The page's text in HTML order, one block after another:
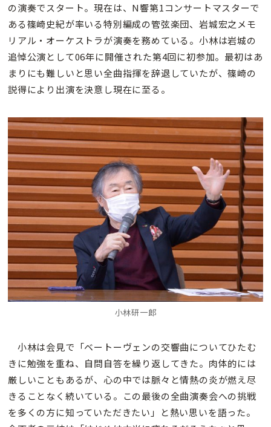
の演奏でスタート。現在は、N響第1コンサートマスターで
ある篠崎史紀が率いる特別編成の管弦楽団、岩城宏之メモ
リアル・オーケストラが演奏を務めている。小林は岩城の
追悼公演として06年に開催された第4回に初参加。最初はあ
まりにも難しいと思い全曲指揮を辞退していたが、篠崎の
説得により出演を決意し現在に至る。
小林研一郎
小林は会見で「ベートーヴェンの交響曲についてひたむ
きに勉強を重ね、自問自答を繰り返してきた。肉体的には
厳しいこともあるが、心の中では脈々と情熱の炎が燃え尽
きることなく続いている。この最後の全曲演奏会への挑戦
を多くの方に知っていただきたい」と熱い思いを語った。